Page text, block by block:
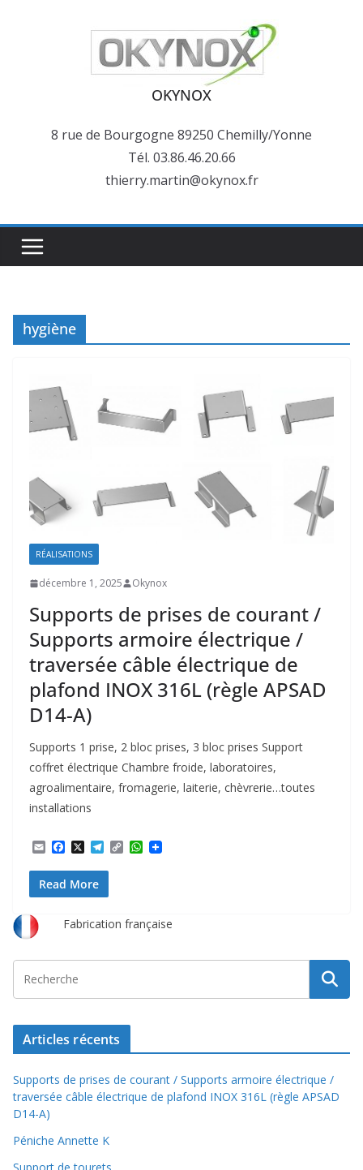
OKYNOX
8 rue de Bourgogne 89250 Chemilly/Yonne
Tél. 03.86.46.20.66
thierry.martin@okynox.fr
hygiène
RÉALISATIONS
décembre 1, 2025 Okynox
Supports de prises de courant /
Supports armoire électrique /
traversée câble électrique de
plafond INOX 316L (règle APSAD
D14-A)
Supports 1 prise, 2 bloc prises, 3 bloc prises Support
coffret électrique Chambre froide, laboratoires,
agroalimentaire, fromagerie, laiterie, chèvrerie…toutes
installations
E
a
i
l
c
e
b
o
X T
l
g
a
C
n
W
p
Read More
Fabrication française
Articles récents
Supports de prises de courant / Supports armoire électrique /
traversée câble électrique de plafond INOX 316L (règle APSAD
D14-A)
Péniche Annette K